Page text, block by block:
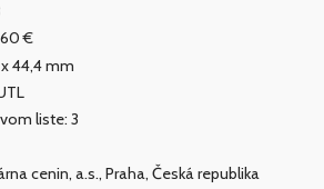
€
44,4 mm
liste: 3
cenin, a.s., Praha, Česká republika